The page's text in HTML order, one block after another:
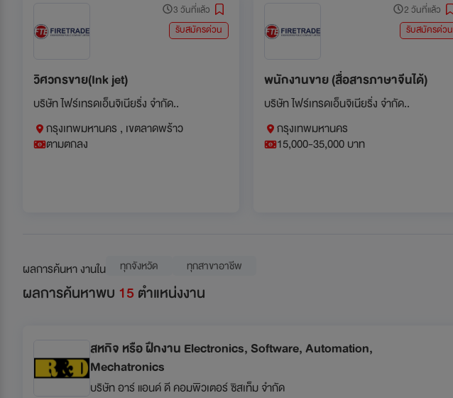
3 วันที่แล้ว
รับสมัครด่วน
วิศวกรขาย(Ink jet)
บริษัท ไฟร์เทรดเอ็นจิเนียริ่ง จำกัด..
กรุงเทพมหานคร , เขตลาดพร้าว
ตามตกลง
2 วันที่แล้ว
รับสมัครด่วน
พนักงานขาย (สื่อสารภาษาจีนได้)
บริษัท ไฟร์เทรดเอ็นจิเนียริ่ง จำกัด..
กรุงเทพมหานคร
15,000-35,000 บาท
ผลการค้นหา งานใน ทุกจังหวัด ทุกสาขาอาชีพ
ผลการค้นหาพบ 15 ตำแหน่งงาน
สหกิจ หรือ ฝึกงาน Electronics, Software, Automation,
Mechatronics
บริษัท อาร์ แอนด์ ดี คอมพิวเตอร์ ซิสเท็ม จำกัด